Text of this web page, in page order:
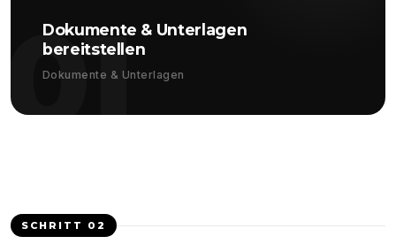
01
Dokumente & Unterlagen
bereitstellen
Dokumente & Unterlagen
SCHRITT 02